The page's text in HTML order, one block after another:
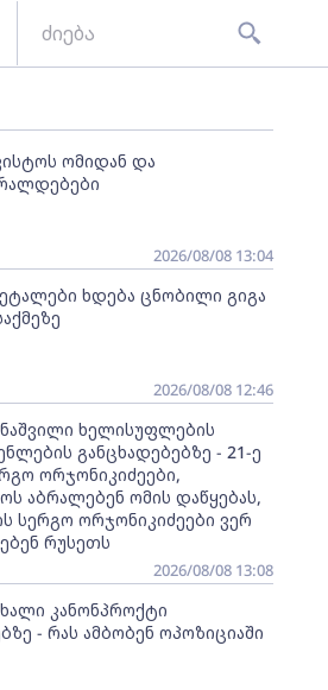
ომიდან და
2026/08/08 13:04
ხდება ცნობილი გიგა
2026/08/08 12:46
ხელისუფლების
განცხადებებზე - 21-ე
ორჯონიკიძეები,
აბრალებენ ომის დაწყებას,
სერგო ორჯონიკიძეები ვერ
რუსეთს
2026/08/08 13:08
კანონპროქტი
- რას ამბობენ ოპოზიციაში